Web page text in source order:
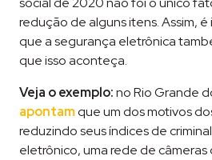
redução de alguns itens. Assim,
que a segurança eletrônica
que isso aconteça.
Veja o exemplo:no Rio Grande
apontamque um dos motivos
reduzindo seus índices de
eletrônico, uma rede de